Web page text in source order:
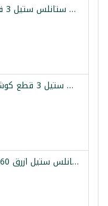
طقم صواني فرن ستانلس ستيل 3 قطع 28/32/36سم
طقم صواني فرن ستانلس ستيل 3 قطع كوش ماستر بلاتينيوم
كوب متة حراري ستانلس ستيل ازرق 260مل ارتفاع 10سم